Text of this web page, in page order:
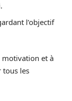
l’objectif
motivation et à
tous les